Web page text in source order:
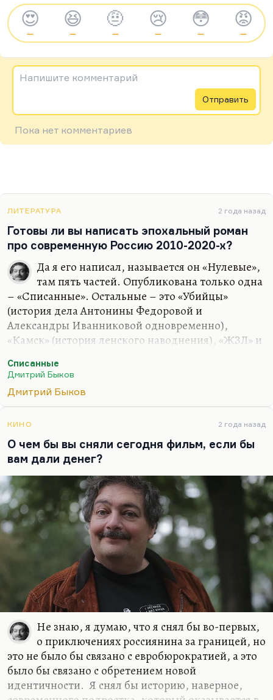
😍
—
😆
—
🤨
—
😢
—
😳
—
😡
—
Напишите комментарий
Отправить
Пока нет комментариев
ЛИТЕРАТУРА 2 года назад
Готовы ли вы написать эпохальный роман
про современную Россию 2010-2020-х?
Да я его написал, называется он «Нулевые»,
там пять частей. Опубликована только одна
– «Списанные». Остальные – это «Убийцы»
(история дела Антонины Федоровой и
Александры Иванниковой одновременно),
«Камск» (история ленского наводнения), «ЖЗЛ» и
Свиридова, который возвращается из
эмиграции). Десять-пятнадцать лет нам
происходит действие. Но я не хочу его печатать;
роман хорошо, когда есть эпохальное время на
дворе. Сегодня это не тот жанр, в котором надо
выступать. Мне вообще кажется, что время
эпических романов закончилось. Сегодня надо
писать…
Списанные
Дмитрий Быков
Дмитрий Быков
КИНО 2 года назад
О чем бы вы сняли сегодня фильм, если бы
вам дали денег?
Не знаю, я думаю, что я снял бы во-первых,
о приключениях россиянина за границей, но
это не было бы связано с евробюрократией, а это
было бы связано с обретением новой
идентичности. Я снял бы историю, наверное,